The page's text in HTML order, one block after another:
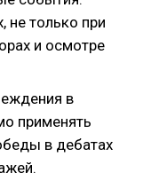
не только при
и осмотре
в
применять
в дебатах